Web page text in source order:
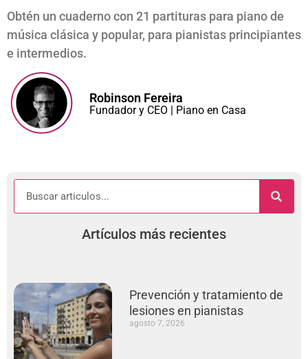
Mi Cuenta
Obtén un cuaderno con 21 partituras para piano de
música clásica y popular, para pianistas principiantes
e intermedios.
Artículos más recientes
Prevención y tratamiento de
lesiones en pianistas
agosto 7, 2026